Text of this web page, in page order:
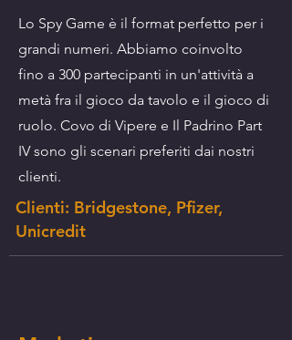
Lo Spy Game è il format perfetto per i
grandi numeri. Abbiamo coinvolto
fino a 300 partecipanti in un'attività a
metà fra il gioco da tavolo e il gioco di
ruolo. Covo di Vipere e Il Padrino Part
IV sono gli scenari preferiti dai nostri
clienti.
Clienti: Bridgestone, Pfizer,
Unicredit